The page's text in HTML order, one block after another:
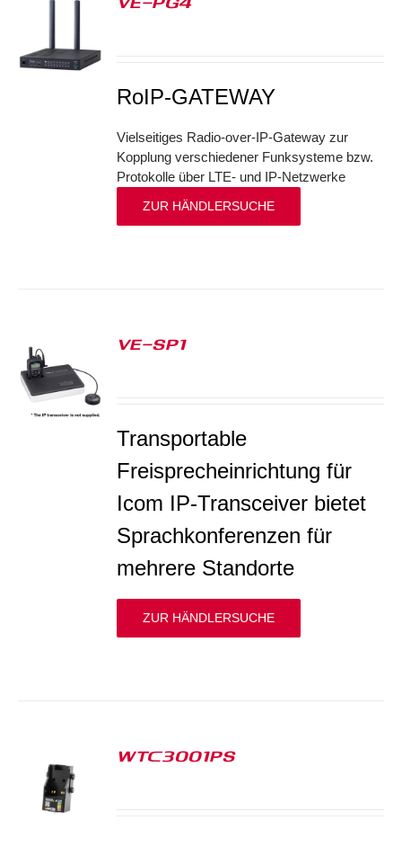
RoIP-GATEWAY
Vielseitiges Radio-over-IP-Gateway zur
Kopplung verschiedener Funksysteme bzw.
Protokolle über LTE- und IP-Netzwerke
ZUR HÄNDLERSUCHE
VE-SP1
Transportable
Freisprecheinrichtung für
Icom IP-Transceiver bietet
Sprachkonferenzen für
mehrere Standorte
ZUR HÄNDLERSUCHE
WTC3001PS